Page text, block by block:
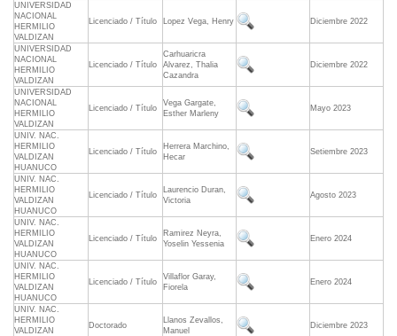
UNIVERSIDAD
NACIONAL
HERMILIO
VALDIZAN
Licenciado / Título Lopez Vega, Henry Diciembre 2022
UNIVERSIDAD
NACIONAL
HERMILIO
VALDIZAN
Licenciado / Título
Carhuaricra
Alvarez, Thalia
Cazandra
Diciembre 2022
UNIVERSIDAD
NACIONAL
HERMILIO
VALDIZAN
Licenciado / Título
Vega Gargate,
Esther Marleny
Mayo 2023
UNIV. NAC.
HERMILIO
VALDIZAN
HUANUCO
Licenciado / Título
Herrera Marchino,
Hecar
Setiembre 2023
UNIV. NAC.
HERMILIO
VALDIZAN
HUANUCO
Licenciado / Título
Laurencio Duran,
Victoria
Agosto 2023
UNIV. NAC.
HERMILIO
VALDIZAN
HUANUCO
Licenciado / Título
Ramirez Neyra,
Yoselin Yessenia
Enero 2024
UNIV. NAC.
HERMILIO
VALDIZAN
HUANUCO
Licenciado / Título
Villaflor Garay,
Fiorela
Enero 2024
UNIV. NAC.
HERMILIO
VALDIZAN
Doctorado
Llanos Zevallos,
Manuel
Diciembre 2023